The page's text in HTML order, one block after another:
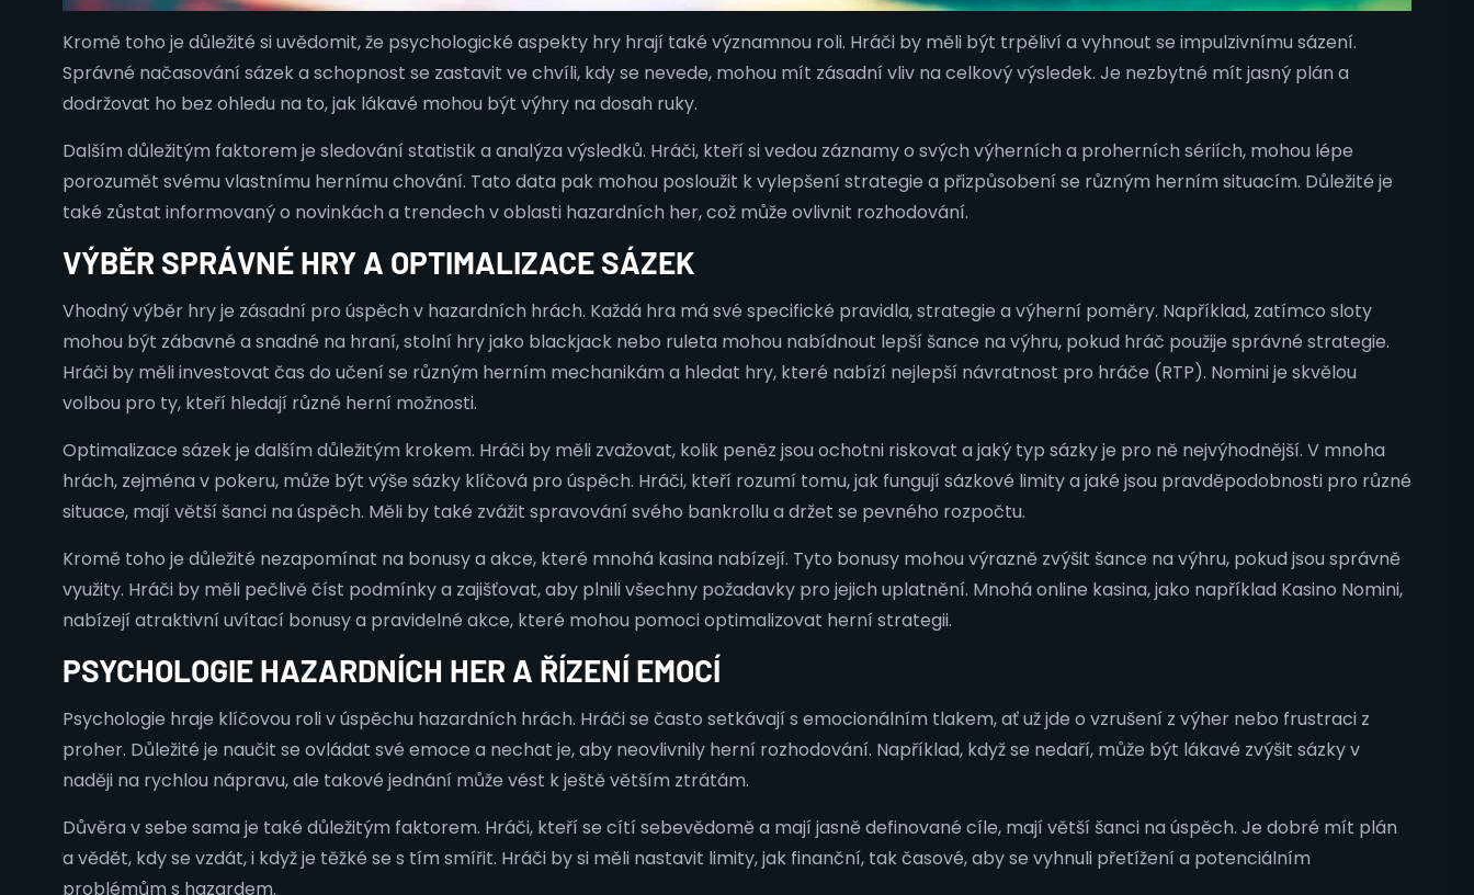
Kromě toho je důležité si uvědomit, že psychologické aspekty hry hrají také významnou roli. Hráči by měli být trpěliví a vyhnout se impulzivnímu sázení.
Správné načasování sázek a schopnost se zastavit ve chvíli, kdy se nevede, mohou mít zásadní vliv na celkový výsledek. Je nezbytné mít jasný plán a
dodržovat ho bez ohledu na to, jak lákavé mohou být výhry na dosah ruky.
Dalším důležitým faktorem je sledování statistik a analýza výsledků. Hráči, kteří si vedou záznamy o svých výherních a proherních sériích, mohou lépe
porozumět svému vlastnímu hernímu chování. Tato data pak mohou posloužit k vylepšení strategie a přizpůsobení se různým herním situacím. Důležité je
také zůstat informovaný o novinkách a trendech v oblasti hazardních her, což může ovlivnit rozhodování.
VÝBĚR SPRÁVNÉ HRY A OPTIMALIZACE SÁZEK
Vhodný výběr hry je zásadní pro úspěch v hazardních hrách. Každá hra má své specifické pravidla, strategie a výherní poměry. Například, zatímco sloty
mohou být zábavné a snadné na hraní, stolní hry jako blackjack nebo ruleta mohou nabídnout lepší šance na výhru, pokud hráč použije správné strategie.
Hráči by měli investovat čas do učení se různým herním mechanikám a hledat hry, které nabízí nejlepší návratnost pro hráče (RTP). Nomini je skvělou
volbou pro ty, kteří hledají různé herní možnosti.
Optimalizace sázek je dalším důležitým krokem. Hráči by měli zvažovat, kolik peněz jsou ochotni riskovat a jaký typ sázky je pro ně nejvýhodnější. V mnoha
hrách, zejména v pokeru, může být výše sázky klíčová pro úspěch. Hráči, kteří rozumí tomu, jak fungují sázkové limity a jaké jsou pravděpodobnosti pro různé
situace, mají větší šanci na úspěch. Měli by také zvážit spravování svého bankrollu a držet se pevného rozpočtu.
Kromě toho je důležité nezapomínat na bonusy a akce, které mnohá kasina nabízejí. Tyto bonusy mohou výrazně zvýšit šance na výhru, pokud jsou správně
využity. Hráči by měli pečlivě číst podmínky a zajišťovat, aby plnili všechny požadavky pro jejich uplatnění. Mnohá online kasina, jako například Kasino Nomini,
nabízejí atraktivní uvítací bonusy a pravidelné akce, které mohou pomoci optimalizovat herní strategii.
PSYCHOLOGIE HAZARDNÍCH HER A ŘÍZENÍ EMOCÍ
Psychologie hraje klíčovou roli v úspěchu hazardních hrách. Hráči se často setkávají s emocionálním tlakem, ať už jde o vzrušení z výher nebo frustraci z
proher. Důležité je naučit se ovládat své emoce a nechat je, aby neovlivnily herní rozhodování. Například, když se nedaří, může být lákavé zvýšit sázky v
naději na rychlou nápravu, ale takové jednání může vést k ještě větším ztrátám.
Důvěra v sebe sama je také důležitým faktorem. Hráči, kteří se cítí sebevědomě a mají jasně definované cíle, mají větší šanci na úspěch. Je dobré mít plán
a vědět, kdy se vzdát, i když je těžké se s tím smířit. Hráči by si měli nastavit limity, jak finanční, tak časové, aby se vyhnuli přetížení a potenciálním
problémům s hazardem.